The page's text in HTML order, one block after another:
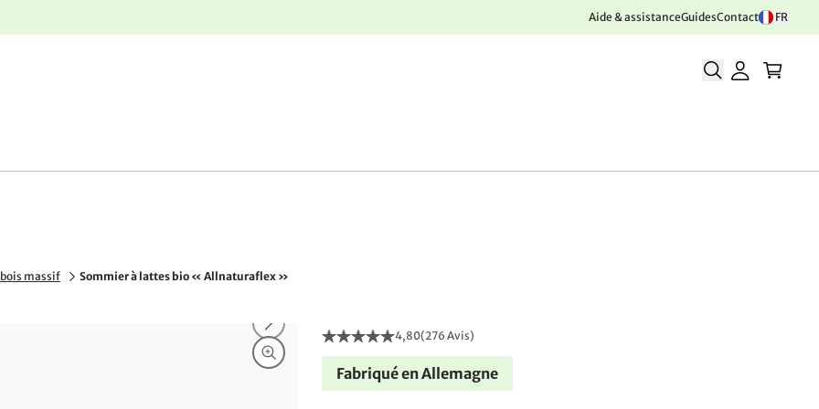
Aide & assistanceGuidesContact FR
massif Sommier à lattes bio « Allnaturaflex »
4,80(276 Avis)
Fabriqué en Allemagne